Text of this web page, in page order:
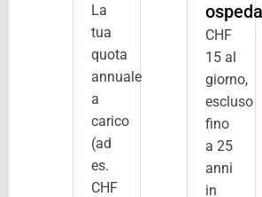
La
tua
quota
annuale
a
carico
(ad
es.
CHF
CHF
15 al
giorno,
escluso
fino
a 25
anni
in